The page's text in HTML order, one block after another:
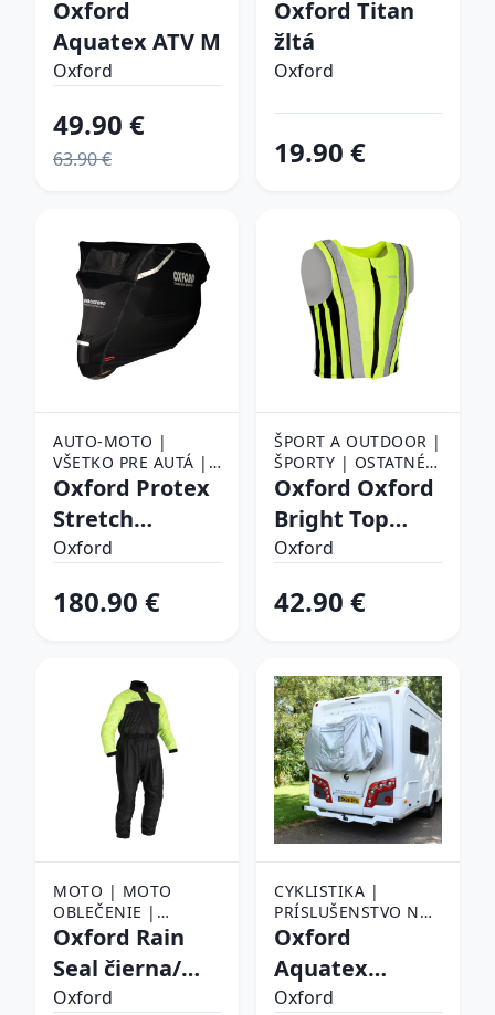
Oxford
Aquatex ATV M
Oxford
49.90 €
63.90 €
CYKLISTIKA |
BICYKEL | ZÁMKY NA
BICYKEL
Oxford Titan
žltá
Oxford
19.90 €
AUTO-MOTO |
VŠETKO PRE AUTÁ |
AUTODOPLNKY |
Oxford Protex
Stretch
Outdoor XL
Oxford
180.90 €
ŠPORT A OUTDOOR |
ŠPORTY | OSTATNÉ
ŠPORTY | BEH |
KLIPY
Oxford Oxford
Bright Top
Active reflexná
Oxford
42.90 €
MOTO | MOTO
OBLEČENIE |
NEPREMOKAVÉ
NEPREMOKAVÉ
KOMPLETY
Oxford Rain
Seal čierna/
žltá fluo S
Oxford
CYKLISTIKA |
PRÍSLUŠENSTVO NA
BICYKEL | PLACHTY
Oxford
Aquatex
Touring
Oxford